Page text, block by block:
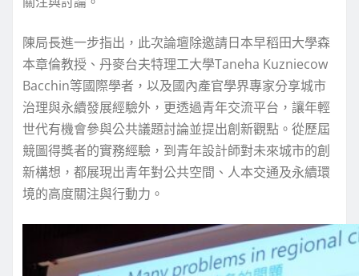
陳局長進一步指出，此次論壇除邀請日本早稻田大學森
本章倫教授、丹麥台夫特理工大學Taneha Kuzniecow
Bacchin等國際學者，以及國內產官學界專家分享城市
治理與永續發展經驗外，更透過青年交流平台，讓年輕
世代有機會參與公共議題討論並提出創新觀點。從歷屆
競圖得獎者的實務經驗，到青年設計師對未來城市的創
新構想，都展現出青年對公共空間、人本交通及永續環
境的高度關注與行動力。